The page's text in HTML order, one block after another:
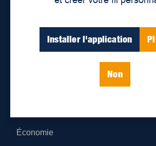
Installer l'application
Non
Économie